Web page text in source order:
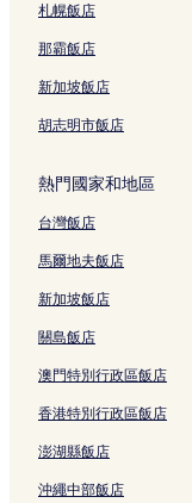
札幌飯店
那霸飯店
新加坡飯店
胡志明市飯店
熱門國家和地區
台灣飯店
馬爾地夫飯店
新加坡飯店
關島飯店
澳門特別行政區飯店
香港特別行政區飯店
澎湖縣飯店
沖繩中部飯店